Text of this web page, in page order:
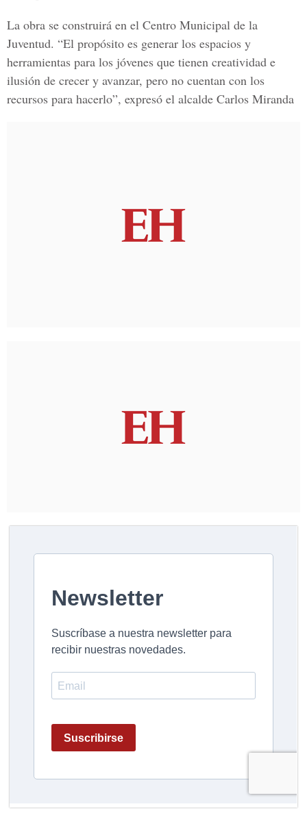
La obra se construirá en el Centro Municipal de la
Juventud. “El propósito es generar los espacios y
herramientas para los jóvenes que tienen creatividad e
ilusión de crecer y avanzar, pero no cuentan con los
recursos para hacerlo”, expresó el alcalde Carlos Miranda